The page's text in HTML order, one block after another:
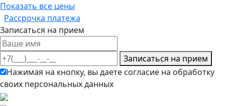
Показать все цены
Рассрочка платежа
Записаться на прием
Записаться на прием
Нажимая на кнопку, вы даете согласие на обработку
своих персональных данных